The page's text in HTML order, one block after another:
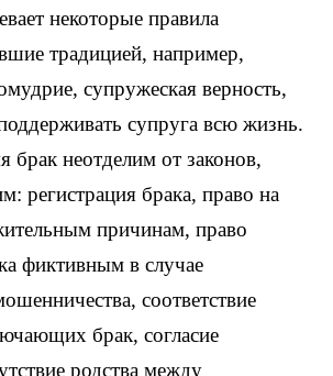
некоторые правила
традицией, например,
супружеская верность,
супруга всю жизнь.
брак неотделим от законов,
регистрация брака, право на
причинам, право
фиктивным в случае
соответствие
брак, согласие
родства между